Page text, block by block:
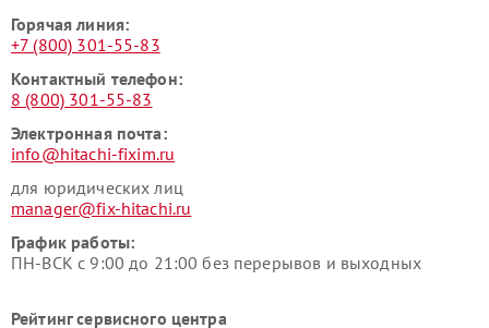
Горячая линия:
+7 (800) 301-55-83
Контактный телефон:
8 (800) 301-55-83
Электронная почта:
info@hitachi-fixim.ru
для юридических лиц
manager@fix-hitachi.ru
График работы:
ПН-ВСК с 9:00 до 21:00 без перерывов и выходных
Рейтинг сервисного центра